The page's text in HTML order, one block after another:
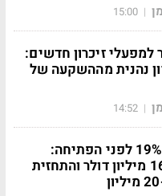
|
15:00
למפעלי זיכרון חדשים:
נהנית מההשקעה של
|
14:52
ג'יי-פרוג מזנקת 19% לפני הפתיחה:
הכנסות של 163.8 מיליון דולר והתחזית